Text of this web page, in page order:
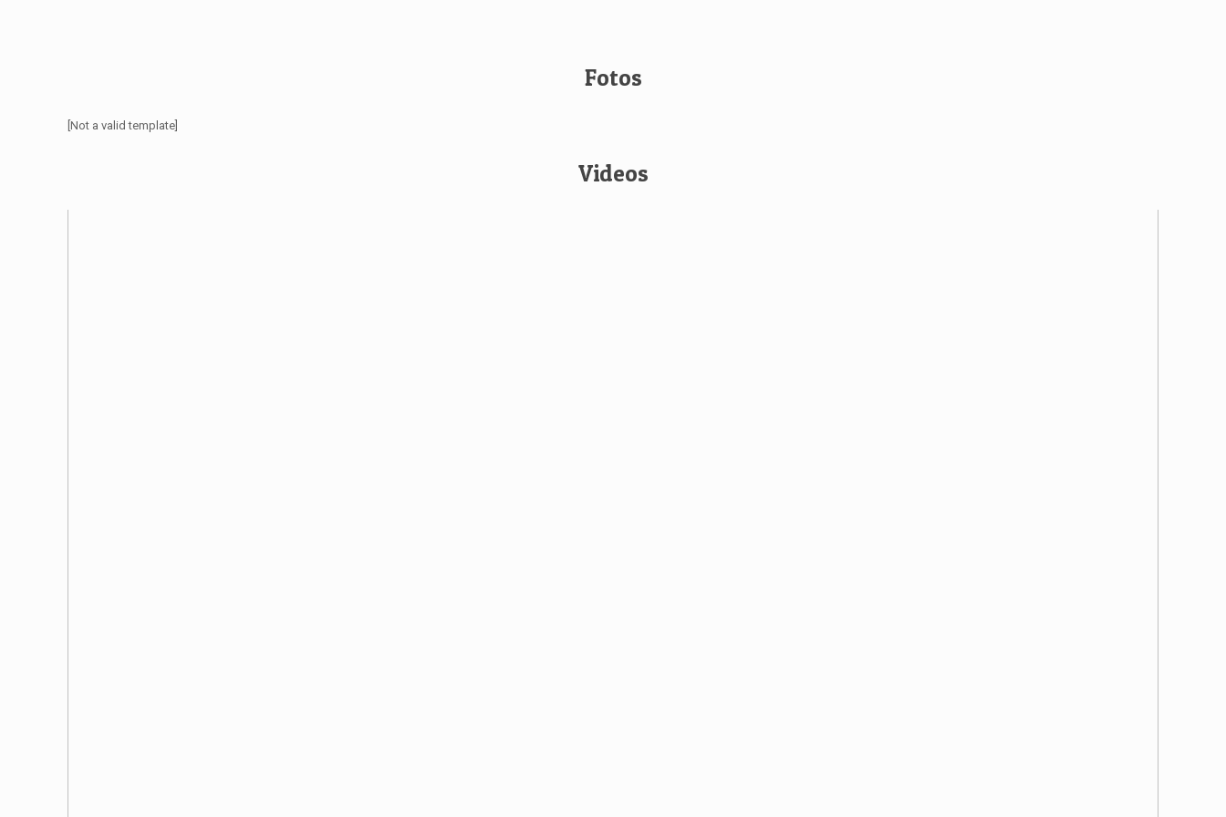
Fotos
[Not a valid template]
Videos